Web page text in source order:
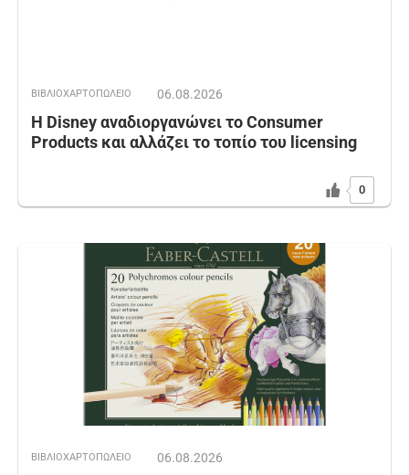
ΒΙΒΛΙΟΧΑΡΤΟΠΩΛΕΙΟ 06.08.2026
Η Disney αναδιοργανώνει το Consumer
Products και αλλάζει το τοπίο του licensing
0
ΒΙΒΛΙΟΧΑΡΤΟΠΩΛΕΙΟ 06.08.2026